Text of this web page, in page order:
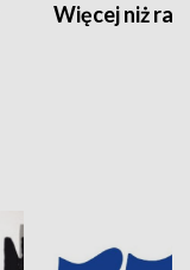
Więcej niż rajd